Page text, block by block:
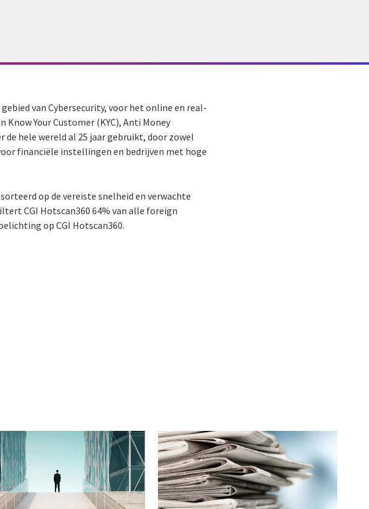
van Cybersecurity, voor het online en real-
Your Customer (KYC), Anti Money
hele wereld al 25 jaar gebruikt, door zowel
financiële instellingen en bedrijven met hoge
op de vereiste snelheid en verwachte
CGI Hotscan360 64% van alle foreign
op CGI Hotscan360.